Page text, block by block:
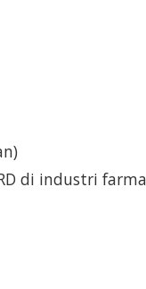
di industri